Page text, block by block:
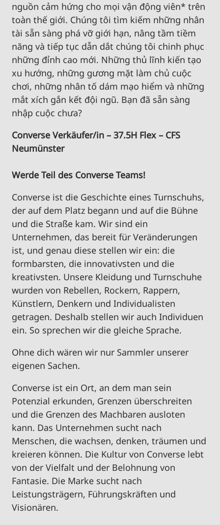
nguồn cảm hứng cho mọi vận động viên* trên
toàn thế giới. Chúng tôi tìm kiếm những nhân
tài sẵn sàng phá vỡ giới hạn, nâng tầm tiềm
năng và tiếp tục dẫn dắt chúng tôi chinh phục
những đỉnh cao mới. Những thủ lĩnh kiến tạo
xu hướng, những gương mặt làm chủ cuộc
chơi, những nhân tố dám mạo hiểm và những
mắt xích gắn kết đội ngũ. Bạn đã sẵn sàng
nhập cuộc chưa?
Converse Verkäufer/in – 37.5H Flex – CFS
Neumünster
Werde Teil des Converse Teams!
Converse ist die Geschichte eines Turnschuhs,
der auf dem Platz begann und auf die Bühne
und die Straße kam. Wir sind ein
Unternehmen, das bereit für Veränderungen
ist, und genau diese stellen wir ein: die
formbarsten, die innovativsten und die
kreativsten. Unsere Kleidung und Turnschuhe
wurden von Rebellen, Rockern, Rappern,
Künstlern, Denkern und Individualisten
getragen. Deshalb stellen wir auch Individuen
ein. So sprechen wir die gleiche Sprache.
Ohne dich wären wir nur Sammler unserer
eigenen Sachen.
Converse ist ein Ort, an dem man sein
Potenzial erkunden, Grenzen überschreiten
und die Grenzen des Machbaren ausloten
kann. Das Unternehmen sucht nach
Menschen, die wachsen, denken, träumen und
kreieren können. Die Kultur von Converse lebt
von der Vielfalt und der Belohnung von
Fantasie. Die Marke sucht nach
Leistungsträgern, Führungskräften und
Visionären.